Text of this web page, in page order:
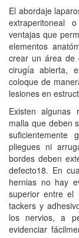
El abordaje
extraperitoneal
ventajas que
elementos
crear un área de
cirugía abierta,
coloque de
lesiones en
Existen algunas
malla que deben
pliegues ni
bordes deben
defecto18. En
hernias no hay
superior entre el
tackers y
los nervios, a
evidenciar